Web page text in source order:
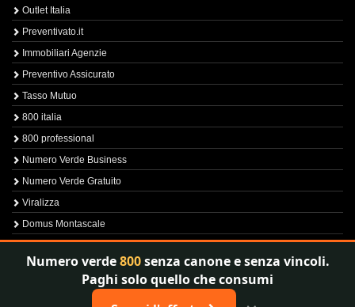
Outlet Italia
Preventivato.it
Immobiliari Agenzie
Preventivo Assicurato
Tasso Mutuo
800 italia
800 professional
Numero Verde Business
Numero Verde Gratuito
Viralizza
Domus Montascale
Sprint800
Verfica Numero Verde
Numero verde800senza canone e senza vincoli.
Paghi solo quello che consumi